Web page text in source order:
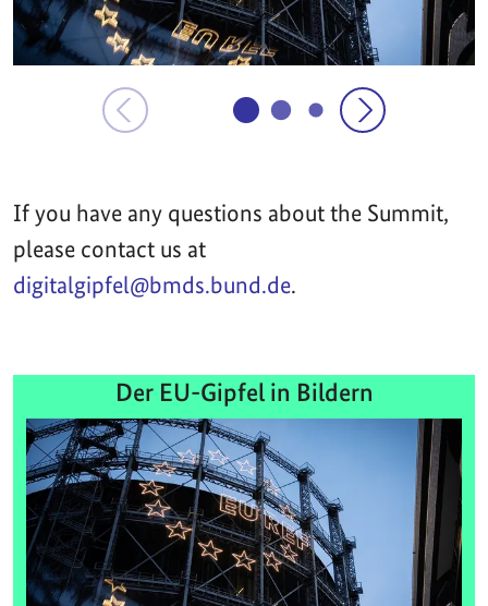
If you have any questions about the Summit,
please contact us at
digitalgipfel@bmds.bund.de.
Der EU-Gipfel in Bildern